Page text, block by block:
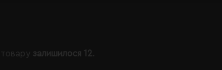
залишилося 12